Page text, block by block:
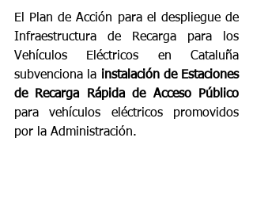
El Plan de Acción para el despliegue de
Infraestructura de Recarga para los
Vehículos Eléctricos en Cataluña
subvenciona la instalación de Estaciones
de Recarga Rápida de Acceso Público
para vehículos eléctricos promovidos
por la Administración.